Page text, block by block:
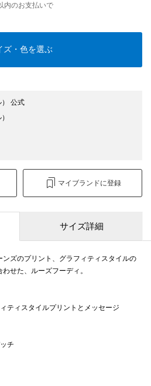
内のお支払いで
ズ・色を選ぶ
） 公式
マイブランドに登録
サイズ詳細
ズのプリント、グラフィティスタイルの
せた、ルーズフーディ。
ティスタイルプリントとメッセージ
チ